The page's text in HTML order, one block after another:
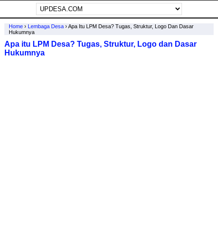
Home› Lembaga Desa›Apa Itu LPM Desa? Tugas, Struktur, Logo Dan Dasar
Hukumnya
Apa itu LPM Desa? Tugas, Struktur, Logo dan Dasar
Hukumnya